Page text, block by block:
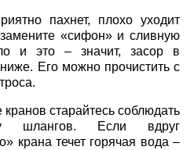
пахнет, плохо уходит
«сифон» и сливную
и это – значит, засор в
Его можно прочистить с
старайтесь соблюдать
шлангов. Если вдруг
крана течет горячая вода –